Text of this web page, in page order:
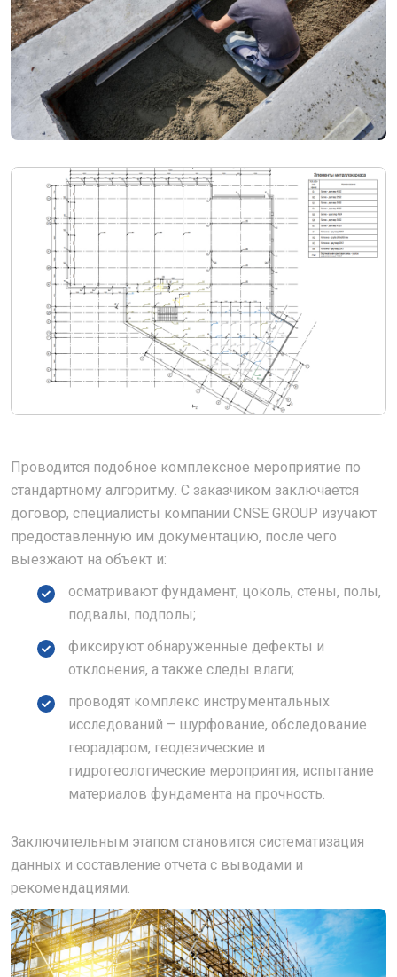
Проводится подобное комплексное мероприятие по
стандартному алгоритму. С заказчиком заключается
договор, специалисты компании CNSE GROUP изучают
предоставленную им документацию, после чего
выезжают на объект и:
осматривают фундамент, цоколь, стены, полы,
подвалы, подполы;
фиксируют обнаруженные дефекты и
отклонения, а также следы влаги;
проводят комплекс инструментальных
исследований – шурфование, обследование
георадаром, геодезические и
гидрогеологические мероприятия, испытание
материалов фундамента на прочность.
Заключительным этапом становится систематизация
данных и составление отчета с выводами и
рекомендациями.